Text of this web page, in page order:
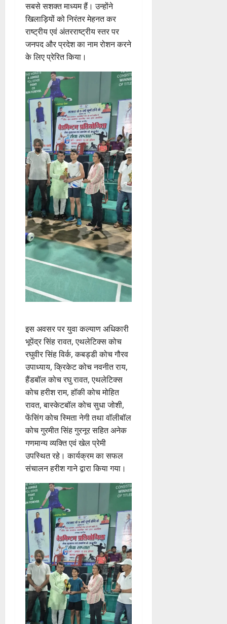
सबसे सशक्त माध्यम हैं। उन्होंने
खिलाड़ियों को निरंतर मेहनत कर
राष्ट्रीय एवं अंतरराष्ट्रीय स्तर पर
जनपद और प्रदेश का नाम रोशन करने
के लिए प्रेरित किया।
इस अवसर पर युवा कल्याण अधिकारी
भूपेंद्र सिंह रावत, एथलेटिक्स कोच
रघुवीर सिंह विर्क, कबड्डी कोच गौरव
उपाध्याय, क्रिकेट कोच नवनीत राय,
हैंडबॉल कोच रघु रावत, एथलेटिक्स
कोच हरीश राम, हॉकी कोच मोहित
रावत, बास्केटबॉल कोच सुधा जोशी,
फेंसिंग कोच स्मिता नेगी तथा वॉलीबॉल
कोच गुरमीत सिंह गुरनूर सहित अनेक
गणमान्य व्यक्ति एवं खेल प्रेमी
उपस्थित रहे। कार्यक्रम का सफल
संचालन हरीश गाने द्वारा किया गया।